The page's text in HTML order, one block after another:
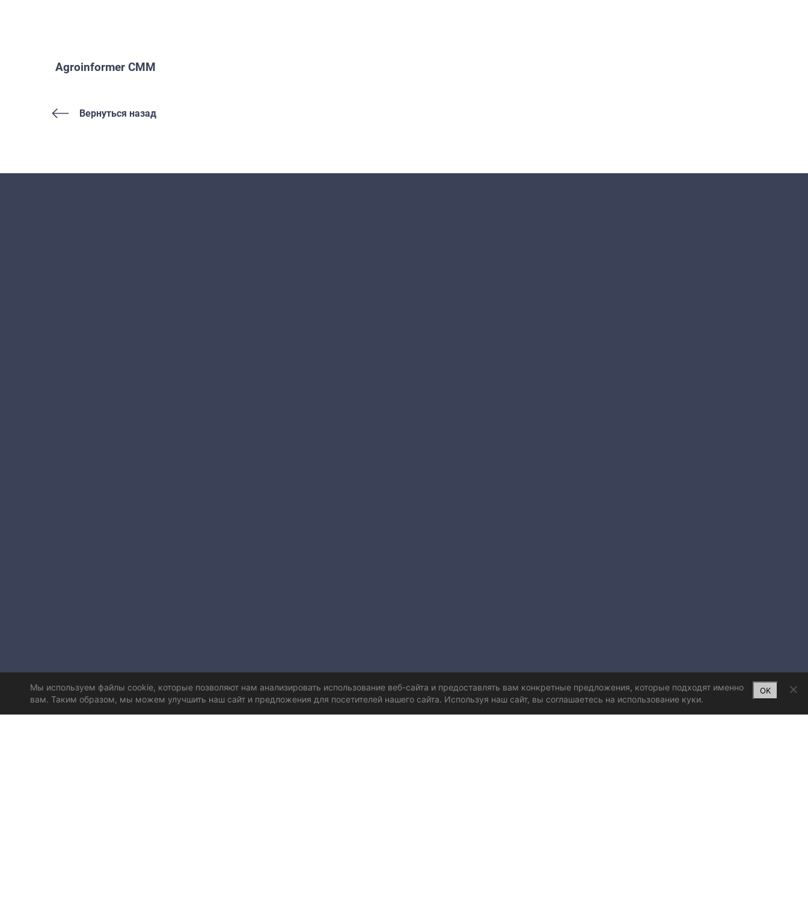
Agroinformer СММ
Вернуться назад
Мы используем файлы cookie, которые позволяют нам анализировать использование веб-сайта и предоставлять вам конкретные предложения, которые подходят именно
вам. Таким образом, мы можем улучшить наш сайт и предложения для посетителей нашего сайта. Используя наш сайт, вы соглашаетесь на использование куки.
OK